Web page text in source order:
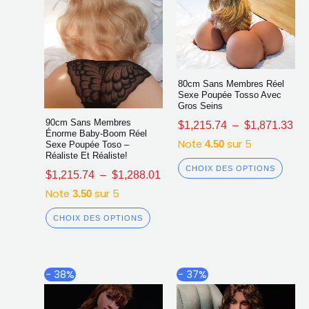
90cm Sans Membres
Énorme Baby-Boom Réel
Sexe Poupée Toso –
Réaliste Et Réaliste!
$1,215.74 – $1,288.01
Note 3.50sur 5
CHOIX DES OPTIONS
la
page
du
produit
80cm Sans Membres Réel
Sexe Poupée Tosso Avec
Gros Seins
$1,215.74 – $1,871.33
Note 4.50sur 5
CHOIX DES OPTIONS
la
page
du
- 38%
Plage
de
prix :
produit
- 37%
de